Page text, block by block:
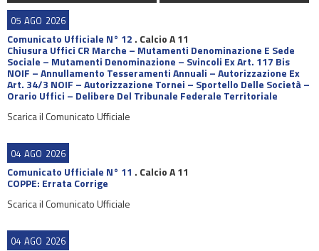
05 AGO 2026
Comunicato Ufficiale N° 12 . Calcio A 11
Chiusura Uffici CR Marche – Mutamenti Denominazione E Sede
Sociale – Mutamenti Denominazione – Svincoli Ex Art. 117 Bis
NOIF – Annullamento Tesseramenti Annuali – Autorizzazione Ex
Art. 34/3 NOIF – Autorizzazione Tornei – Sportello Delle Società –
Orario Uffici – Delibere Del Tribunale Federale Territoriale
Scarica il Comunicato Ufficiale
04 AGO 2026
Comunicato Ufficiale N° 11 . Calcio A 11
COPPE: Errata Corrige
Scarica il Comunicato Ufficiale
04 AGO 2026